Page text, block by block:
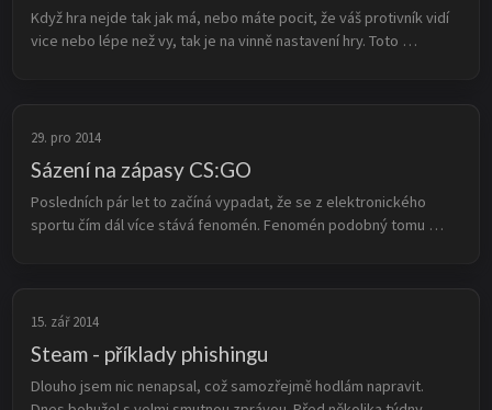
Když hra nejde tak jak má, nebo máte pocit, že váš protivník vidí
vice nebo lépe než vy, tak je na vinně nastavení hry. Toto
29. pro 2014
Sázení na zápasy CS:GO
Posledních pár let to začíná vypadat, že se z elektronického
sportu čím dál více stává fenomén. Fenomén podobný tomu
15. zář 2014
Steam - příklady phishingu
Dlouho jsem nic nenapsal, což samozřejmě hodlám napravit.